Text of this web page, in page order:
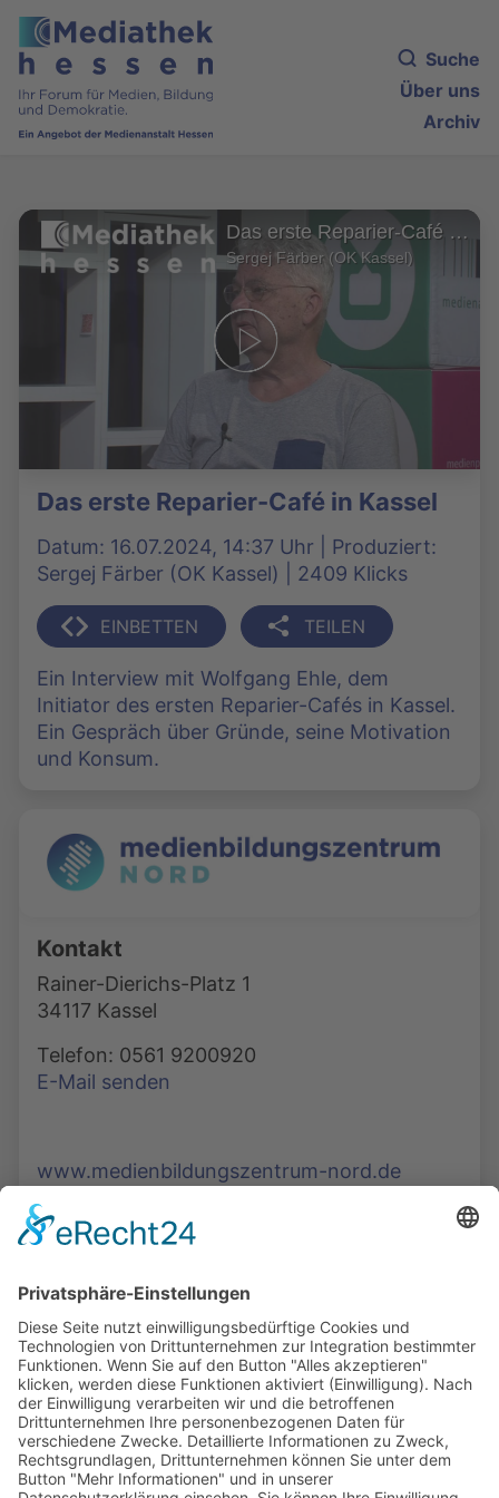
Suche
Über uns
Archiv
Das erste Reparier-Café in Kassel
Sergej Färber (OK Kassel)
Das erste Reparier-Café in Kassel
Datum: 16.07.2024, 14:37 Uhr | Produziert:
Sergej Färber (OK Kassel) | 2409 Klicks
EINBETTEN TEILEN
Ein Interview mit Wolfgang Ehle, dem
Initiator des ersten Reparier-Cafés in Kassel.
Ein Gespräch über Gründe, seine Motivation
und Konsum.
Kontakt
Rainer-Dierichs-Platz 1
34117 Kassel
Telefon: 0561 9200920
E-Mail senden
www.medienbildungszentrum-nord.de
Podcasts, Themen und Informationen.
Entdecken Sie unser Forum für Medien, Bildung
und Demokratie - jederzeit und überall
verfügbar.
Mehr erfahren